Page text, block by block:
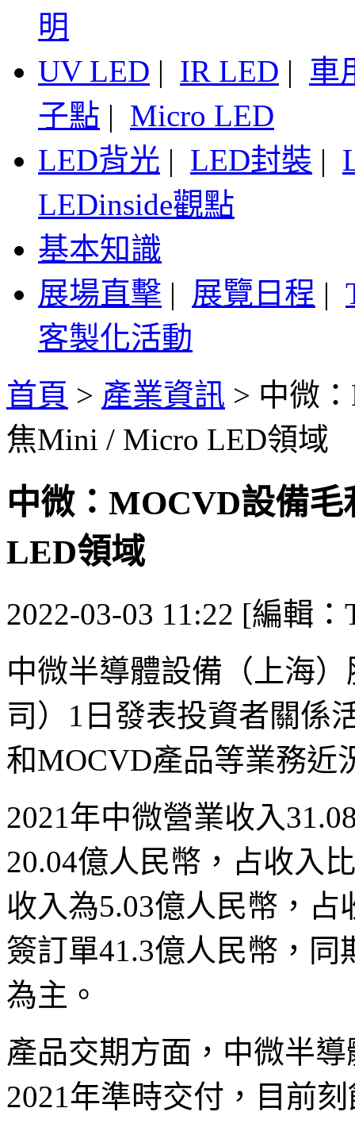
明
UV LED | IR LED | 車
子點 | Micro LED
LED背光 | LED封裝 |
LEDinside觀點
基本知識
展場直擊 | 展覽日程 |
客製化活動
首頁 > 產業資訊 > 中微
焦Mini / Micro LED領域
中微：MOCVD設備
LED領域
2022-03-03 11:22 [編輯
中微半導體設備（上海
司）1日發表投資者關係
和MOCVD產品等業務近
2021年中微營業收入
20.04億人民幣，占收入
收入為5.03億人民幣，占
簽訂單41.3億人民幣，同
為主。
產品交期方面，中微半
2021年準時交付，目前